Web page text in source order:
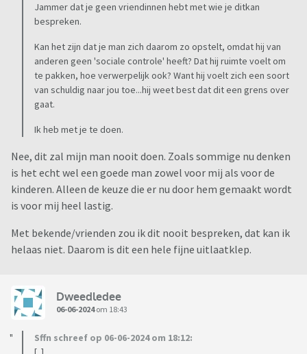
Jammer dat je geen vriendinnen hebt met wie je ditkan
bespreken.
Kan het zijn dat je man zich daarom zo opstelt, omdat hij van
anderen geen 'sociale controle' heeft? Dat hij ruimte voelt om
te pakken, hoe verwerpelijk ook? Want hij voelt zich een soort
van schuldig naar jou toe...hij weet best dat dit een grens over
gaat.
Ik heb met je te doen.
Nee, dit zal mijn man nooit doen. Zoals sommige nu denken
is het echt wel een goede man zowel voor mij als voor de
kinderen. Alleen de keuze die er nu door hem gemaakt wordt
is voor mij heel lastig.
Met bekende/vrienden zou ik dit nooit bespreken, dat kan ik
helaas niet. Daarom is dit een hele fijne uitlaatklep.
Dweedledee
06-06-2024om 18:43
Sffn schreef op 06-06-2024 om 18:12: